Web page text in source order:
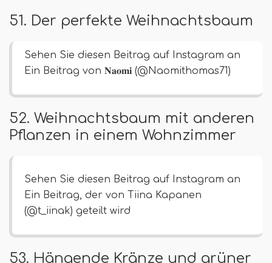
51. Der perfekte Weihnachtsbaum
Sehen Sie diesen Beitrag auf Instagram an
Ein Beitrag von 𝐍𝐚𝐨𝐦𝐢 (@Naomithomas71)
52. Weihnachtsbaum mit anderen
Pflanzen in einem Wohnzimmer
Sehen Sie diesen Beitrag auf Instagram an
Ein Beitrag, der von Tiina Kapanen
(@t_iinak) geteilt wird
53. Hängende Kränze und grüner